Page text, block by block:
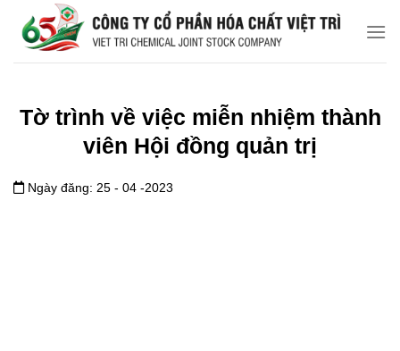
đến
Tờ trình về việc miễn nhiệm thành
viên Hội đồng quản trị
Ngày đăng: 25 - 04 -2023